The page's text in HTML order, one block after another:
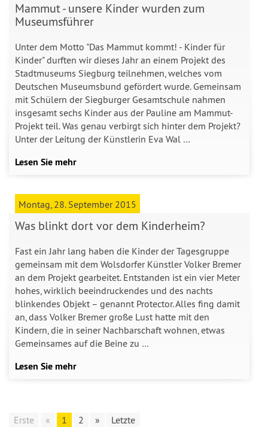
Mammut - unsere Kinder wurden zum
Museumsführer
Unter dem Motto "Das Mammut kommt! - Kinder für
Kinder" durften wir dieses Jahr an einem Projekt des
Stadtmuseums Siegburg teilnehmen, welches vom
Deutschen Museumsbund gefördert wurde. Gemeinsam
mit Schülern der Siegburger Gesamtschule nahmen
insgesamt sechs Kinder aus der Pauline am Mammut-
Projekt teil. Was genau verbirgt sich hinter dem Projekt?
Unter der Leitung der Künstlerin Eva Wal …
Lesen Sie mehr
Montag, 28. September 2015
Was blinkt dort vor dem Kinderheim?
Fast ein Jahr lang haben die Kinder der Tagesgruppe
gemeinsam mit dem Wolsdorfer Künstler Volker Bremer
an dem Projekt gearbeitet. Entstanden ist ein vier Meter
hohes, wirklich beeindruckendes und des nachts
blinkendes Objekt – genannt Protector. Alles fing damit
an, dass Volker Bremer große Lust hatte mit den
Kindern, die in seiner Nachbarschaft wohnen, etwas
Gemeinsames auf die Beine zu …
Lesen Sie mehr
Erste « 1 2 » Letzte